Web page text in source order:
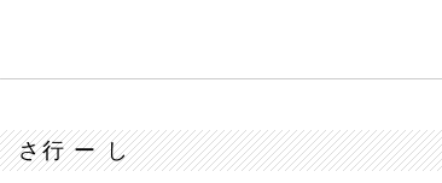
さ行 ー し